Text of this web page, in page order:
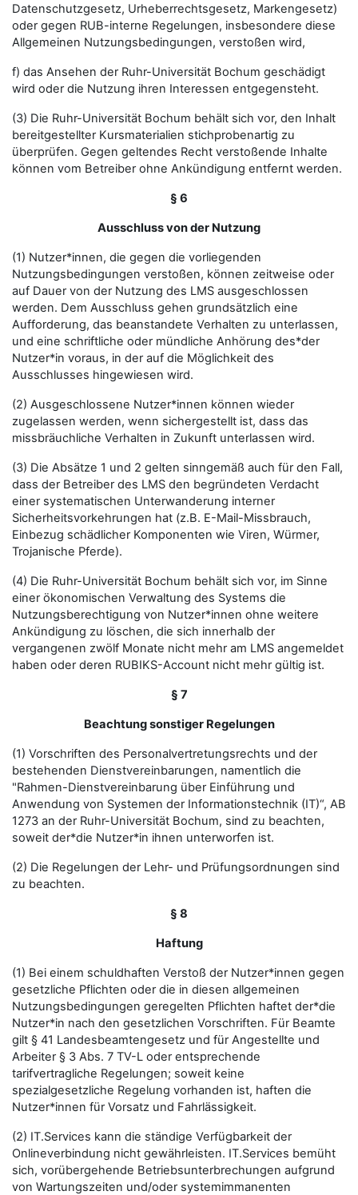
Datenschutzgesetz, Urheberrechtsgesetz, Markengesetz)
oder gegen RUB-interne Regelungen, insbesondere diese
Allgemeinen Nutzungsbedingungen, verstoßen wird,
f) das Ansehen der Ruhr-Universität Bochum geschädigt
wird oder die Nutzung ihren Interessen entgegensteht.
(3) Die Ruhr-Universität Bochum behält sich vor, den Inhalt
bereitgestellter Kursmaterialien stichprobenartig zu
überprüfen. Gegen geltendes Recht verstoßende Inhalte
können vom Betreiber ohne Ankündigung entfernt werden.
§ 6
Ausschluss von der Nutzung
(1) Nutzer*innen, die gegen die vorliegenden
Nutzungsbedingungen verstoßen, können zeitweise oder
auf Dauer von der Nutzung des LMS ausgeschlossen
werden. Dem Ausschluss gehen grundsätzlich eine
Aufforderung, das beanstandete Verhalten zu unterlassen,
und eine schriftliche oder mündliche Anhörung des*der
Nutzer*in voraus, in der auf die Möglichkeit des
Ausschlusses hingewiesen wird.
(2) Ausgeschlossene Nutzer*innen können wieder
zugelassen werden, wenn sichergestellt ist, dass das
missbräuchliche Verhalten in Zukunft unterlassen wird.
(3) Die Absätze 1 und 2 gelten sinngemäß auch für den Fall,
dass der Betreiber des LMS den begründeten Verdacht
einer systematischen Unterwanderung interner
Sicherheitsvorkehrungen hat (z.B. E-Mail-Missbrauch,
Einbezug schädlicher Komponenten wie Viren, Würmer,
Trojanische Pferde).
(4) Die Ruhr-Universität Bochum behält sich vor, im Sinne
einer ökonomischen Verwaltung des Systems die
Nutzungsberechtigung von Nutzer*innen ohne weitere
Ankündigung zu löschen, die sich innerhalb der
vergangenen zwölf Monate nicht mehr am LMS angemeldet
haben oder deren RUBIKS-Account nicht mehr gültig ist.
§ 7
Beachtung sonstiger Regelungen
(1) Vorschriften des Personalvertretungsrechts und der
bestehenden Dienstvereinbarungen, namentlich die
"Rahmen-Dienstvereinbarung über Einführung und
Anwendung von Systemen der Informationstechnik (IT)“, AB
1273 an der Ruhr-Universität Bochum, sind zu beachten,
soweit der*die Nutzer*in ihnen unterworfen ist.
(2) Die Regelungen der Lehr- und Prüfungsordnungen sind
zu beachten.
§ 8
Haftung
(1) Bei einem schuldhaften Verstoß der Nutzer*innen gegen
gesetzliche Pflichten oder die in diesen allgemeinen
Nutzungsbedingungen geregelten Pflichten haftet der*die
Nutzer*in nach den gesetzlichen Vorschriften. Für Beamte
gilt § 41 Landesbeamtengesetz und für Angestellte und
Arbeiter § 3 Abs. 7 TV-L oder entsprechende
tarifvertragliche Regelungen; soweit keine
spezialgesetzliche Regelung vorhanden ist, haften die
Nutzer*innen für Vorsatz und Fahrlässigkeit.
(2) IT.Services kann die ständige Verfügbarkeit der
Onlineverbindung nicht gewährleisten. IT.Services bemüht
sich, vorübergehende Betriebsunterbrechungen aufgrund
von Wartungszeiten und/oder systemimmanenten